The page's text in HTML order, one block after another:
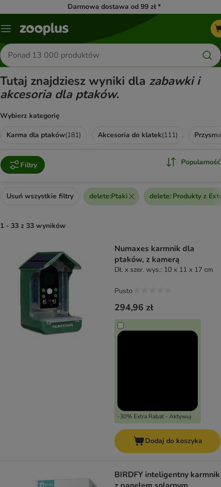
Darmowa dostawa od 99 zł *
Menu
Szukaj
produktów
Tutaj znajdziesz wyniki dla zabawki i
akcesoria dla ptaków.
Wybierz kategorię
Karma dla ptaków(181) Akcesoria do klatek(111)
Filtry Popularność
Usuń wszystkie filtry delete:Ptaki delete: Produkty z
1 - 33 z 33 wyników
Numaxes karmnik dla
ptaków, z kamerą
Dł. x szer. wys.: 10 x 11 x 17 cm
294,96 zł
-30% Extra Rabat - Aktywuj
Pusto
Dodaj do koszyka
BIRDFY inteligentny karmnik